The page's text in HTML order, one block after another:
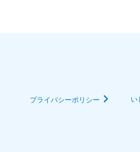
プライバシーポリシー
い